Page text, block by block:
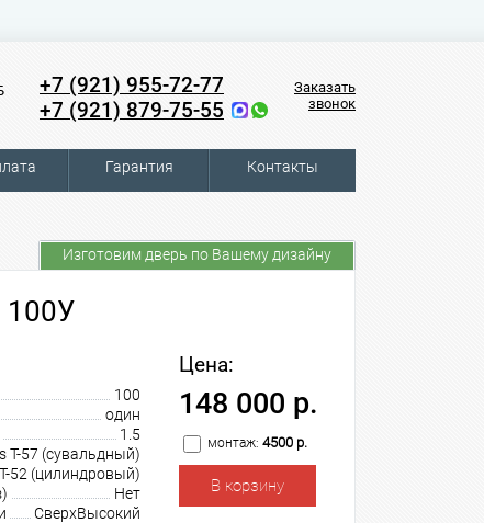
+7 (921) 955-72-77
+7 (921) 879-75-55
Заказать
звонок
Гарантия Контакты
Изготовим дверь по Вашему дизайну
100У
100
один
1.5
T-57 (сувальдный)
52 (цилиндровый)
Нет
СверхВысокий
Цена:
148 000 р.
монтаж: 4500 р.